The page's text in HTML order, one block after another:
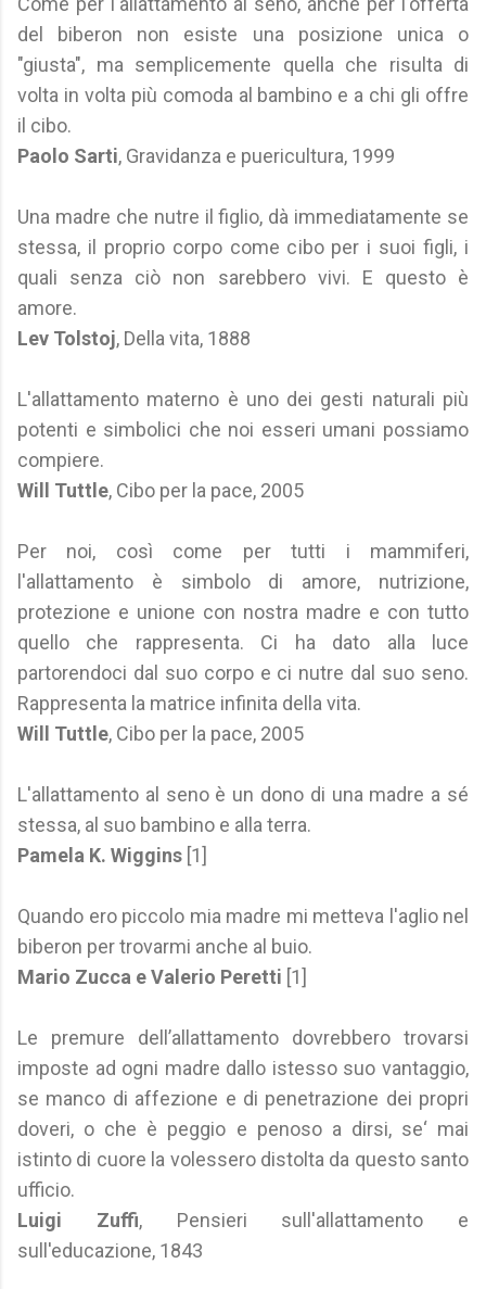
del biberon non esiste una posizione unica o
"giusta", ma semplicemente quella che risulta di
volta in volta più comoda al bambino e a chi gli offre
il cibo.
Paolo Sarti, Gravidanza e puericultura, 1999
Una madre che nutre il figlio, dà immediatamente se
stessa, il proprio corpo come cibo per i suoi figli, i
quali senza ciò non sarebbero vivi. E questo è
amore.
Lev Tolstoj, Della vita, 1888
L'allattamento materno è uno dei gesti naturali più
potenti e simbolici che noi esseri umani possiamo
compiere.
Will Tuttle, Cibo per la pace, 2005
Per noi, così come per tutti i mammiferi,
l'allattamento è simbolo di amore, nutrizione,
protezione e unione con nostra madre e con tutto
quello che rappresenta. Ci ha dato alla luce
partorendoci dal suo corpo e ci nutre dal suo seno.
Rappresenta la matrice infinita della vita.
Will Tuttle, Cibo per la pace, 2005
L'allattamento al seno è un dono di una madre a sé
stessa, al suo bambino e alla terra.
Pamela K. Wiggins [1]
Quando ero piccolo mia madre mi metteva l'aglio nel
biberon per trovarmi anche al buio.
Mario Zucca e Valerio Peretti [1]
Le premure dell’allattamento dovrebbero trovarsi
imposte ad ogni madre dallo istesso suo vantaggio,
se manco di affezione e di penetrazione dei propri
doveri, o che è peggio e penoso a dirsi, se‘ mai
istinto di cuore la volessero distolta da questo santo
ufficio.
Luigi Zuffi, Pensieri sull'allattamento e
sull'educazione, 1843